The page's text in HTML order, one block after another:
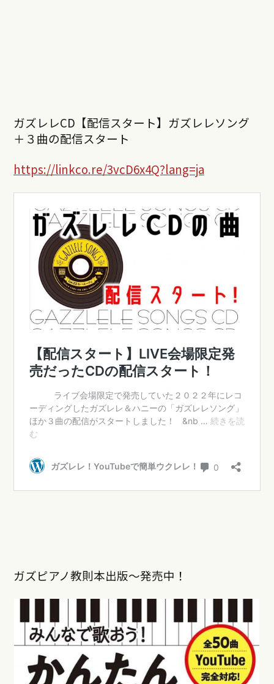
ガズレレCD【配信スタート】ガズレレソング
＋３曲の配信スタート
https://linkco.re/3vcD6x4Q?lang=ja
ガズピアノ教則本出版〜発売中！